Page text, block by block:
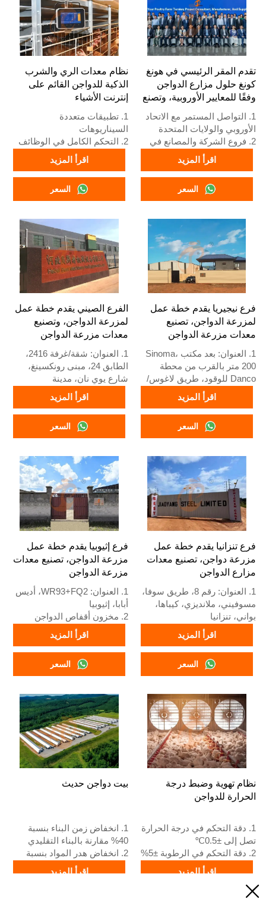
نظام معدات الري والشرب
الذكية للدواجن القائم على
إنترنت الأشياء
1. تطبيقات متعددة
السيناريوهات
2. التحكم الكامل في الوظائف
5. رقم الاستقبال / واتساب:
اقرأ المزيد
السعر
تقدم المقر الرئيسي في هونغ
كونغ حلول مزارع الدواجن
وفقًا للمعايير الأوروبية، وتصنع
معدات مزارع الدواجن
1. التواصل المستمر مع الاتحاد
الأوروبي والولايات المتحدة
2. فروع الشركة والمصانع في
الصين ونيجيريا وإثيوبيا وتنزانيا
3. جودة المنتجات مصممة
خصيصًا لمزارع الدواجن المحلية
4. مخزون معدات أقفاص
الدواجن ومزارع الدواجن متاح
5. استقبال عبر الإنترنت على
مدار 24 ساعة رقم واتساب:
+8618830120193، اتصل بنا
للحصول على معلومات كاملة
اقرأ المزيد
السعر
الفرع الصيني يقدم خطة عمل
لمزرعة الدواجن، وتصنيع
معدات مزرعة الدواجن
1. العنوان: شقة/غرفة 2416،
الطابق 24، مبنى رونكسينغ،
شارع يوي نان، مدينة
شيجياتشوانغ، مقاطعة خبي،
2. مصنع معدات أقفاص الدواجن
ومزارع الدواجن ومخزون للبيع
3. مخصص لمزارع الدواجن
4. الجودة والتصميم تعتمد على
المعايير الأوروبية
5. استقبال عبر الإنترنت على
مدار 24 ساعة رقم واتساب:
اقرأ المزيد
السعر
فرع نيجيريا يقدم خطة عمل
لمزرعة الدواجن، تصنيع
معدات مزرعة الدواجن
1. العنوان: بعد مكتب Sinoma،
200 متر بالقرب من محطة
Danco للوقود، طريق لاغوس/
إيبادان السريع، ولاية لاغوس،
2. مصنع أقفاص الدواجن
ومعدات مزارع الدواجن ومخزون
للبيع
النيجيرية
4. الجودة والتصميم تعتمد على
المعايير الأوروبية
5. الاستقبال عبر الإنترنت 24
ساعة رقم الواتساب:
اقرأ المزيد
السعر
فرع إثيوبيا يقدم خطة عمل
مزرعة الدواجن، تصنيع معدات
مزرعة الدواجن
1. العنوان: WR93+FQ2، أديس
أبابا، إثيوبيا
2. مخزون أقفاص الدواجن
ومعدات مزارع الدواجن للبيع
3. مخصص لمزارع الدواجن
الإثيوبية
4. الجودة والتصميم تعتمد على
المعايير الأوروبية
ساعة رقم واتساب:
+8618830120193، اتصل بنا
للحصول على قائمة الأسعار
اقرأ المزيد
السعر
فرع تنزانيا يقدم خطة عمل
مزرعة دواجن، تصنيع معدات
مزارع الدواجن
1. العنوان: رقم 8، طريق سوفا،
مسوفيني، ملانديزي، كيباها،
بواني، تنزانيا
2. مصنع أقفاص الدواجن
ومعدات مزارع الدواجن ومخزون
للبيع
3. مخصص لمزارع الدواجن
التنزانية
المعايير الأوروبية
5. استقبال عبر الإنترنت على
مدار 24 ساعة رقم الواتساب:
اقرأ المزيد
السعر
بيت دواجن حديث
1. انخفاض زمن البناء بنسبة
40% مقارنة بالبناء التقليدي
2. انخفاض هدر المواد بنسبة
اقرأ المزيد
نظام تهوية وضبط درجة
الحرارة للدواجن
1. دقة التحكم في درجة الحرارة
تصل إلى ±0.5℃
2. دقة التحكم في الرطوبة ±5%
الرئيسية 45000 م³/ساعة
اقرأ المزيد
